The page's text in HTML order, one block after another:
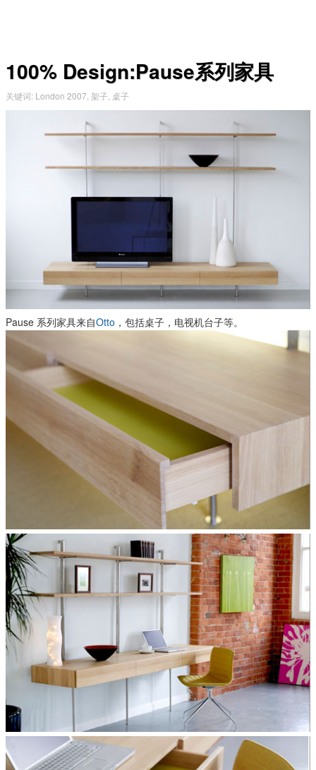
100% Design:Pause系列家具
关键词: London 2007 架子 桌子
Pause 系列家具来自Otto ，包括桌子，电视机台子等。